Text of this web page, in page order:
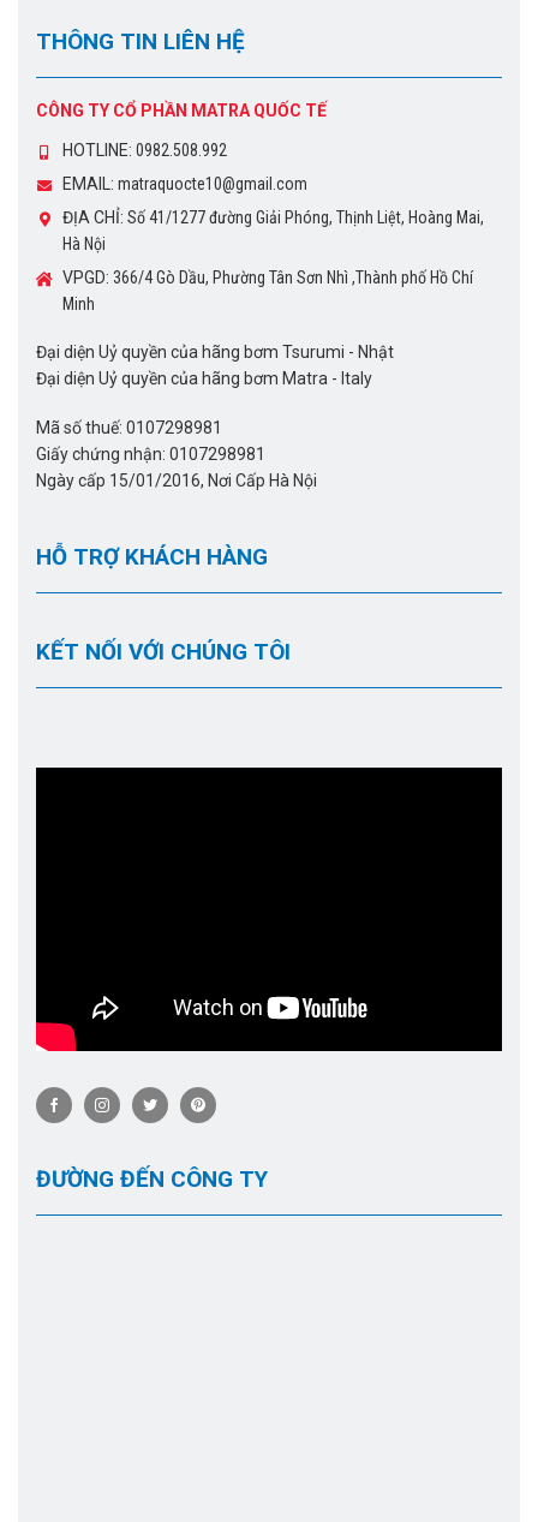
THÔNG TIN LIÊN HỆ
CÔNG TY CỔ PHẦN MATRA QUỐC TẾ
HOTLINE: 0982.508.992
EMAIL: matraquocte10@gmail.com
ĐỊA CHỈ: Số 41/1277 đường Giải Phóng, Thịnh Liệt, Hoàng Mai,
Hà Nội
VPGD: 366/4 Gò Dầu, Phường Tân Sơn Nhì ,Thành phố Hồ Chí
Minh
Đại diện Uỷ quyền của hãng bơm Tsurumi - Nhật
Đại diện Uỷ quyền của hãng bơm Matra - Italy
Mã số thuế: 0107298981
Giấy chứng nhận: 0107298981
Ngày cấp 15/01/2016, Nơi Cấp Hà Nội
HỖ TRỢ KHÁCH HÀNG
KẾT NỐI VỚI CHÚNG TÔI
ĐƯỜNG ĐẾN CÔNG TY